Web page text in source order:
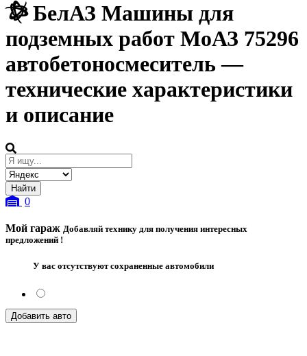
БелАЗ Машины для
подземных работ МоАЗ 75296
автобетоносмеситель—
технические характеристики
и описание
0
Мой гараж Добавляй технику для получения интересных
предложений !
У вас отсутствуют сохраненные автомобили
Добавить авто